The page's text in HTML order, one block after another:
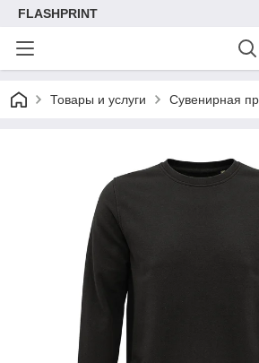
FLASHPRINT
Товары и услуги Сувенирная